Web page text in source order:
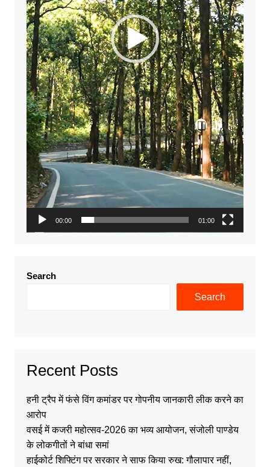
00:00 01:00
Search
Search
Recent Posts
हनी ट्रैप में फंसे विंग कमांडर पर गोपनीय जानकारी लीक करने का
आरोप
वसई में कजरी महोत्सव-2026 का भव्य आयोजन, संजोली पाण्डेय
के लोकगीतों ने बांधा समां
हाईकोर्ट शिफ्टिंग पर सरकार ने साफ किया रुख: गौलापार नहीं,